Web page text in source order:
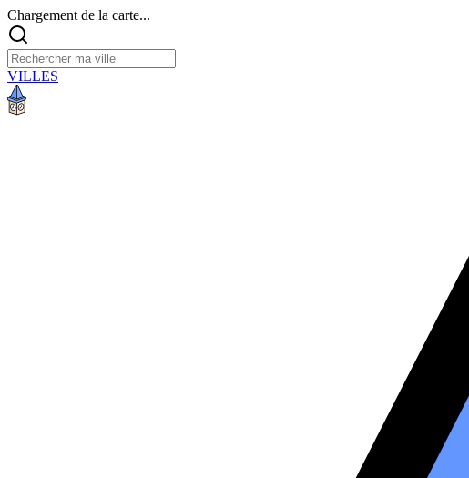
Chargement de la carte...
VILLES